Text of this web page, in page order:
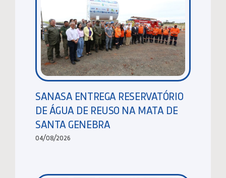
SANASA ENTREGA RESERVATÓRIO
DE ÁGUA DE REUSO NA MATA DE
SANTA GENEBRA
04/08/2026